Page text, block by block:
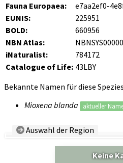
Fauna Europaea:
e7aa2ef0-
EUNIS:
225951
BOLD:
660956
NBN Atlas:
iNaturalist:
784172
Catalogue of Life: 43LBY
Bekannte Namen für diese
Mioxena blanda
aktueller
Auswahl der Region
Keine